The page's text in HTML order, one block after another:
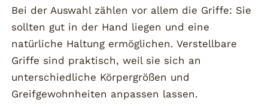
Bei der Auswahl zählen vor allem die Griffe: Sie
sollten gut in der Hand liegen und eine
natürliche Haltung ermöglichen. Verstellbare
Griffe sind praktisch, weil sie sich an
unterschiedliche Körpergrößen und
Greifgewohnheiten anpassen lassen.